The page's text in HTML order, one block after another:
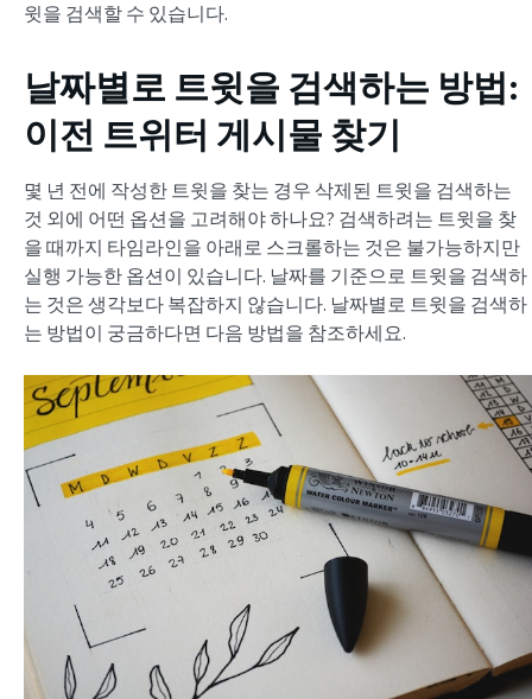
윗을 검색할 수 있습니다.
날짜별로 트윗을 검색하는 방법:
이전 트위터 게시물 찾기
몇 년 전에 작성한 트윗을 찾는 경우 삭제된 트윗을 검색하는
것 외에 어떤 옵션을 고려해야 하나요? 검색하려는 트윗을 찾
을 때까지 타임라인을 아래로 스크롤하는 것은 불가능하지만
실행 가능한 옵션이 있습니다. 날짜를 기준으로 트윗을 검색하
는 것은 생각보다 복잡하지 않습니다. 날짜별로 트윗을 검색하
는 방법이 궁금하다면 다음 방법을 참조하세요.